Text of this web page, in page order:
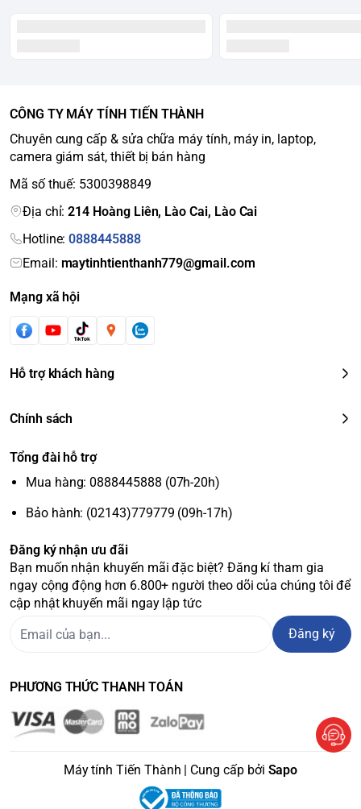
CÔNG TY MÁY TÍNH TIẾN THÀNH
Chuyên cung cấp & sửa chữa máy tính, máy in, laptop,
camera giám sát, thiết bị bán hàng
Mã số thuế: 5300398849
Địa chỉ:214 Hoàng Liên, Lào Cai, Lào Cai
Hotline:0888445888
Email: maytinhtienthanh779@gmail.com
Mạng xã hội
Hỗ trợ khách hàng
Chính sách
Tổng đài hỗ trợ
Mua hàng: 0888445888 (07h-20h)
Bảo hành: (02143)779779 (09h-17h)
Đăng ký nhận ưu đãi
Bạn muốn nhận khuyến mãi đặc biệt? Đăng kí tham gia
ngay cộng động hơn 6.800+ người theo dõi của chúng tôi để
cập nhật khuyến mãi ngay lập tức
Đăng ký
PHƯƠNG THỨC THANH TOÁN
Máy tính Tiến Thành | Cung cấp bởi Sapo